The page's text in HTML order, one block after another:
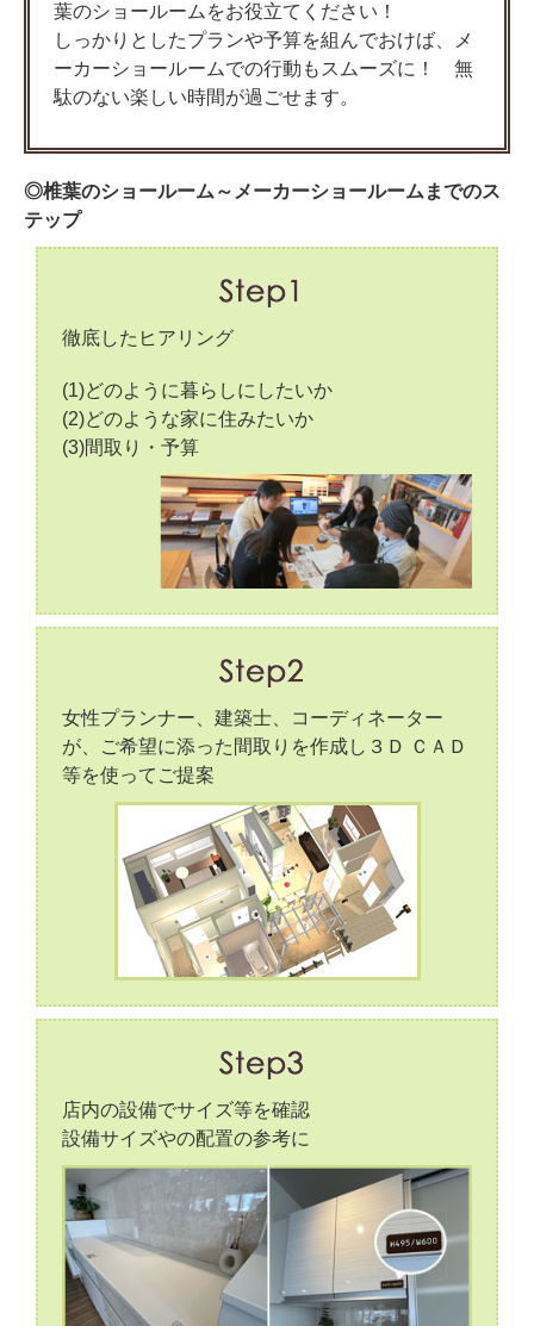
葉のショールームをお役立てください！
しっかりとしたプランや予算を組んでおけば、メ
ーカーショールームでの行動もスムーズに！ 無
駄のない楽しい時間が過ごせます。
◎椎葉のショールーム～メーカーショールームまでのス
テップ
徹底したヒアリング
(1)どのように暮らしにしたいか
(2)どのような家に住みたいか
(3)間取り・予算
女性プランナー、建築士、コーディネーター
が、ご希望に添った間取りを作成し３Ｄ ＣＡＤ
等を使ってご提案
店内の設備でサイズ等を確認
設備サイズやの配置の参考に